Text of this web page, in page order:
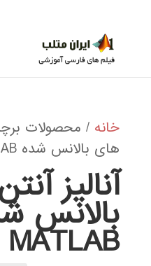
خانه / محصولات
های بالانس شده MATLAB”
آنالیز
بالانس
MATLAB